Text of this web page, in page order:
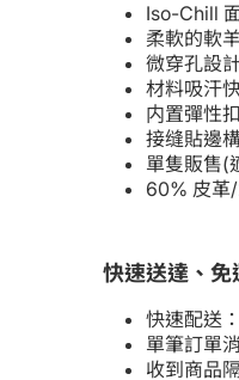
Iso-Chill
柔軟的軟
微穿孔設
材料吸汗
内置彈性
接缝貼邊
單隻販售(
60% 皮革
快速送達、免
快速配送
單筆訂單
收到商品